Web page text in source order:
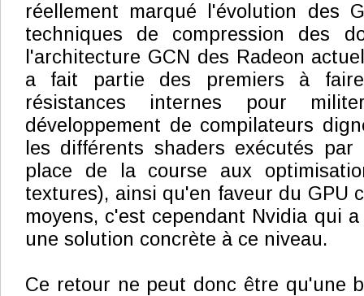
réellement marqué l'évolution des
techniques de compression des
l'architecture GCN des Radeon
a fait partie des premiers à
résistances internes pour
développement de compilateurs
les différents shaders exécutés
place de la course aux
textures), ainsi qu'en faveur du GPU
moyens, c'est cependant Nvidia qui
une solution concrète à ce niveau.
Ce retour ne peut donc être qu'une